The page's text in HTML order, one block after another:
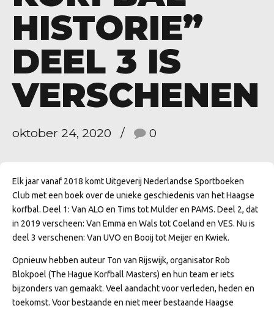
HISTORIE”
DEEL 3 IS
VERSCHENEN
oktober 24, 2020 0
Elk jaar vanaf 2018 komt Uitgeverij Nederlandse Sportboeken
Club met een boek over de unieke geschiedenis van het Haagse
korfbal. Deel 1: Van ALO en Tims tot Mulder en PAMS. Deel 2, dat
in 2019 verscheen: Van Emma en Wals tot Coeland en VES. Nu is
deel 3 verschenen: Van UVO en Booij tot Meijer en Kwiek.
Opnieuw hebben auteur Ton van Rijswijk, organisator Rob
Blokpoel (The Hague Korfball Masters) en hun team er iets
bijzonders van gemaakt. Veel aandacht voor verleden, heden en
toekomst. Voor bestaande en niet meer bestaande Haagse